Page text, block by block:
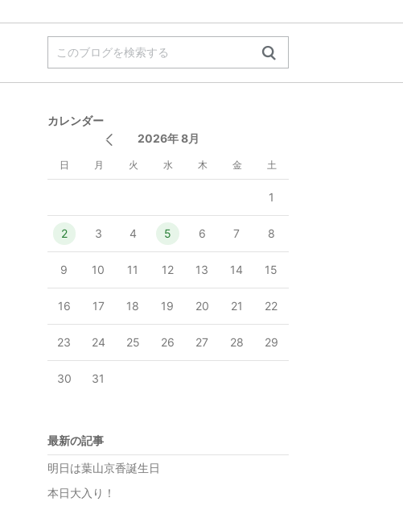
カレンダー
2026年 8月
日 月 火 水 木 金 土
1
2 3 4 5 6 7 8
9 10 11 12 13 14 15
16 17 18 19 20 21 22
23 24 25 26 27 28 29
30 31
最新の記事
明日は葉山京香誕生日
本日大入り！